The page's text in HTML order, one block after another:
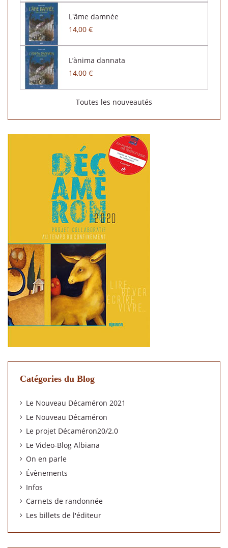
L'âme damnée
14,00 €
L’ànima dannata
14,00 €
Toutes les nouveautés
Catégories du Blog
Le Nouveau Décaméron 2021
Le Nouveau Décaméron
Le projet Décaméron20/2.0
Le Video-Blog Albiana
On en parle
Évènements
Infos
Carnets de randonnée
Les billets de l'éditeur